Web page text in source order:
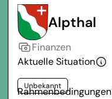
Alpthal
Finanzen
Aktuelle Situation
Unbekannt
Rahmenbedingungen